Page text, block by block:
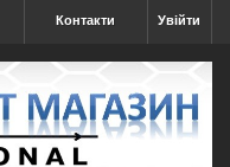
Увійти
Контакти